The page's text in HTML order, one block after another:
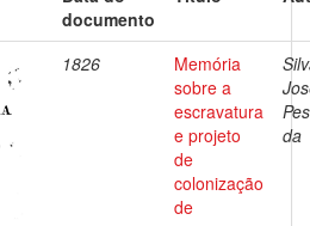
documento
1826
Memória
sobre a
escravatura
e projeto
de
colonização
de
da